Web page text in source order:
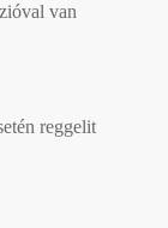
van
reggelit